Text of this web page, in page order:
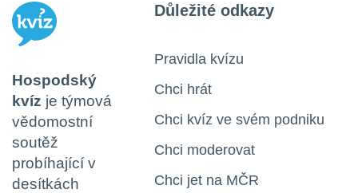
Hospodský
kvíz je týmová
vědomostní
soutěž
probíhající v
desítkách
Důležité odkazy
Pravidla kvízu
Chci hrát
Chci kvíz ve svém podniku
Chci moderovat
Chci jet na MČR